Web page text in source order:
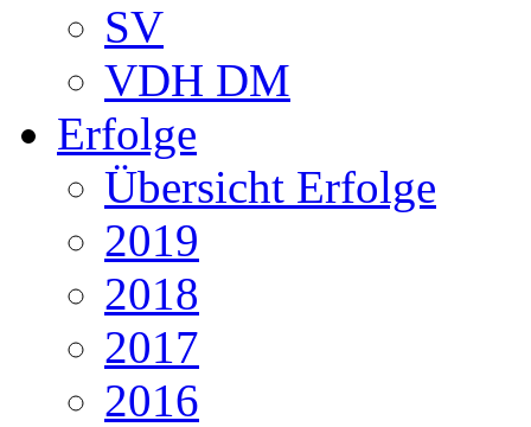
SV
VDH DM
Erfolge
Übersicht Erfolge
2019
2018
2017
2016